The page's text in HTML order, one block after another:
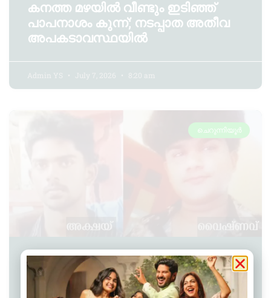
കനത്ത മഴയിൽ വീണ്ടും ഇടിഞ്ഞ്
പാപനാശം കുന്ന്; നടപ്പാത അതീവ
അപകടാവസ്ഥയിൽ
Admin YS July 7, 2026 8:20 am
ചെറുന്നിയൂർ
കാണാതായ വിദ്യാർത്ഥികളെ
കണ്ടെത്തി